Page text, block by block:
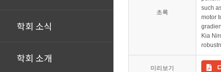
학회 소식
학회 소개
초록
such
motor
Kia
미리보기